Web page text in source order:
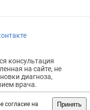
согласие на
Принять
консультация
на сайте, не
диагноза,
врача.